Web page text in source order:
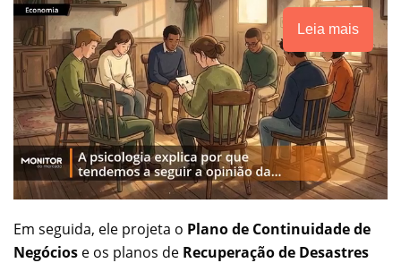
Leia mais
Em seguida, ele projeta o Plano de Continuidade de
Negócios e os planos de Recuperação de Desastres